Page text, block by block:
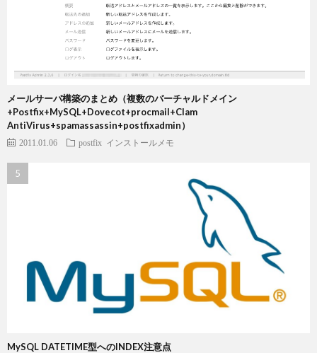
メールサーバ構築のまとめ（複数のバーチャルドメイン
+Postfix+MySQL+Dovecot+procmail+Clam
AntiVirus+spamassassin+postfixadmin）
2011.01.06 postfix インストールメモ
MySQL DATETIME型へのINDEX注意点